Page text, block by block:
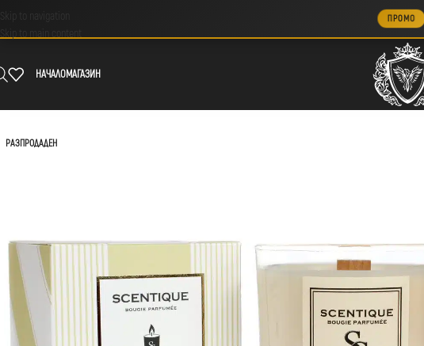
ПРОМО
Skip to navigation
Skip to main content
НАЧАЛОМАГАЗИН
РАЗПРОДАДЕН